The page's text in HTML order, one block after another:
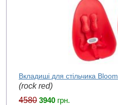
Вкладиші для стільчика Bloom
(rock red)
4580 3940 грн.